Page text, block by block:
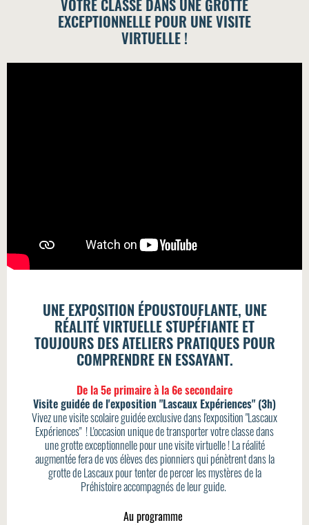
VOTRE CLASSE DANS UNE GROTTE
EXCEPTIONNELLE POUR UNE VISITE
VIRTUELLE !
UNE EXPOSITION ÉPOUSTOUFLANTE, UNE
RÉALITÉ VIRTUELLE STUPÉFIANTE ET
TOUJOURS DES ATELIERS PRATIQUES POUR
COMPRENDRE EN ESSAYANT.
De la 5e primaire à la 6e secondaire
Visite guidée de l'exposition "Lascaux Expériences" (3h)
Vivez une visite scolaire guidée exclusive dans l'exposition "Lascaux
Expériences" ! L'occasion unique de transporter votre classe dans
une grotte exceptionnelle pour une visite virtuelle ! La réalité
augmentée fera de vos élèves des pionniers qui pénètrent dans la
grotte de Lascaux pour tenter de percer les mystères de la
Préhistoire accompagnés de leur guide.
Au programme